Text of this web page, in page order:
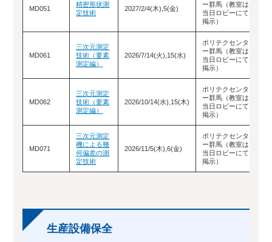
MD051
精密形状測
定技術
2027/2/4(木),5(金)
ー群馬（教室は
当日ロビーにて
掲示）
MD061
三次元測定
技術（要素
測定編）
2026/7/14(火),15(水)
ポリテクセンタ
ー群馬（教室は
当日ロビーにて
掲示）
MD062
三次元測定
技術（要素
測定編）
2026/10/14(水),15(木)
ポリテクセンタ
ー群馬（教室は
当日ロビーにて
掲示）
MD071
三次元測定
機による幾
何偏差の測
定技術
2026/11/5(木),6(金)
ポリテクセンタ
ー群馬（教室は
当日ロビーにて
掲示）
生産設備保全